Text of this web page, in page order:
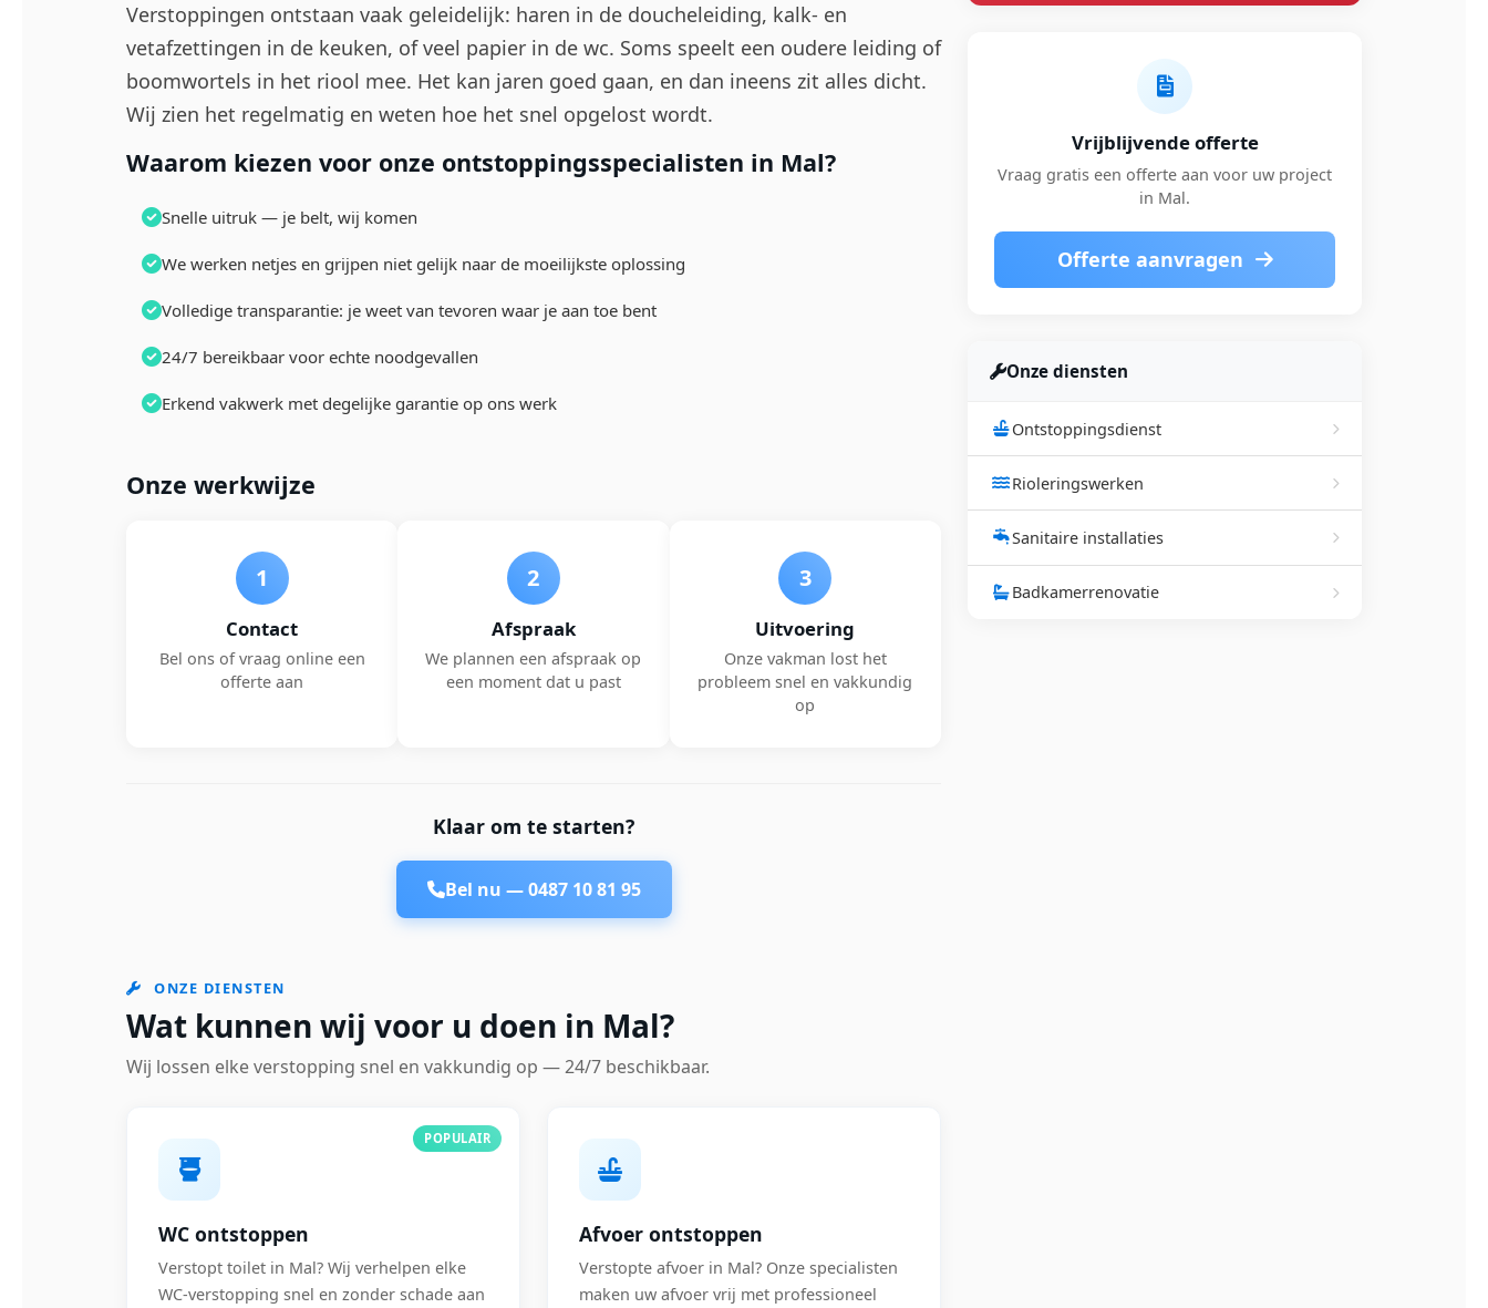
Verstoppingen ontstaan vaak geleidelijk: haren in de doucheleiding, kalk- en
vetafzettingen in de keuken, of veel papier in de wc. Soms speelt een oudere leiding of
boomwortels in het riool mee. Het kan jaren goed gaan, en dan ineens zit alles dicht.
Wij zien het regelmatig en weten hoe het snel opgelost wordt.
Waarom kiezen voor onze ontstoppingsspecialisten in Mal?
Snelle uitruk — je belt, wij komen
We werken netjes en grijpen niet gelijk naar de moeilijkste oplossing
Volledige transparantie: je weet van tevoren waar je aan toe bent
24/7 bereikbaar voor echte noodgevallen
Erkend vakwerk met degelijke garantie op ons werk
Onze werkwijze
1
Contact
Bel ons of vraag online een
offerte aan
2
Afspraak
We plannen een afspraak op
een moment dat u past
3
Uitvoering
Onze vakman lost het
probleem snel en vakkundig
op
Klaar om te starten?
Bel nu —0487 10 81 95
ONZE DIENSTEN
Wat kunnen wij voor u doen in Mal?
Wij lossen elke verstopping snel en vakkundig op — 24/7 beschikbaar.
POPULAIR
WC ontstoppen
Verstopt toilet in Mal? Wij verhelpen elke
WC-verstopping snel en zonder schade aan
Afvoer ontstoppen
Verstopte afvoer in Mal? Onze specialisten
maken uw afvoer vrij met professioneel
Vrijblijvende offerte
Vraag gratis een offerte aan voor uw project
in Mal.
Offerte aanvragen
Onze diensten
Ontstoppingsdienst
Rioleringswerken
Sanitaire installaties
Badkamerrenovatie